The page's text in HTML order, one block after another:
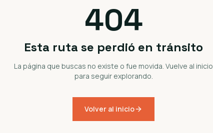
404
Esta ruta se perdió en tránsito
La página que buscas no existe o fue movida. Vuelve al inicio
para seguir explorando.
Volver al inicio